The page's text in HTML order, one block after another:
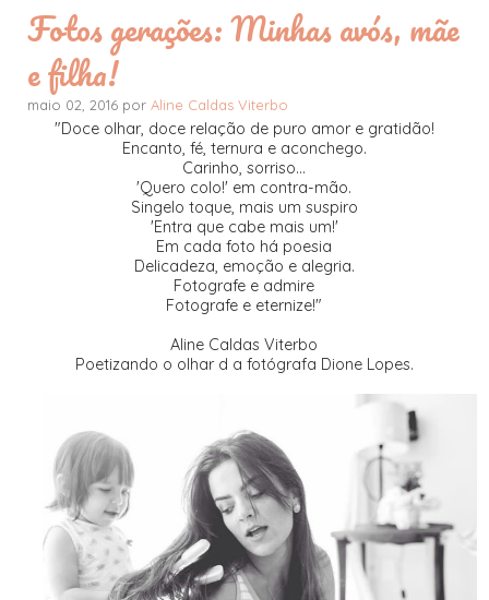
Fotos gerações: Minhas avós, mãe
e filha!
maio 02, 2016 por Aline Caldas Viterbo
"Doce olhar, doce relação de puro amor e gratidão!
Encanto, fé, ternura e aconchego.
Carinho, sorriso...
'Quero colo!' em contra-mão.
Singelo toque, mais um suspiro
'Entra que cabe mais um!'
Em cada foto há poesia
Delicadeza, emoção e alegria.
Fotografe e admire
Fotografe e eternize!"
Aline Caldas Viterbo
Poetizando o olhar d a fotógrafa Dione Lopes.